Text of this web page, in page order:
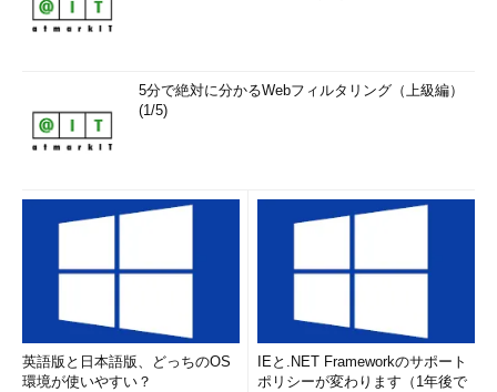
5分で絶対に分かるWebフィルタリング（上級編）
(1/5)
英語版と日本語版、どっちのOS
環境が使いやすい？
IEと.NET Frameworkのサポート
ポリシーが変わります（1年後で